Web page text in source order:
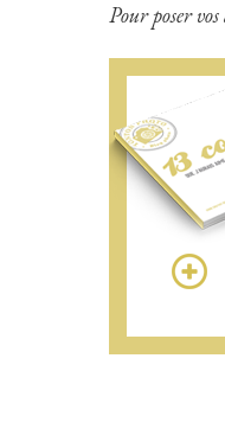
Pour poser